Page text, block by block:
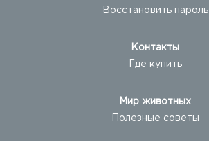
Восстановить пароль
Контакты
Где купить
Мир животных
Полезные советы